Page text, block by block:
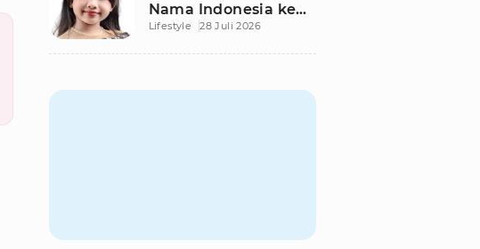
Nama Indonesia ke
Panggung Dunia
Lifestyle 28 Juli 2026